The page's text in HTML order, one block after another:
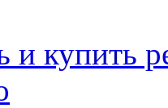
и купить